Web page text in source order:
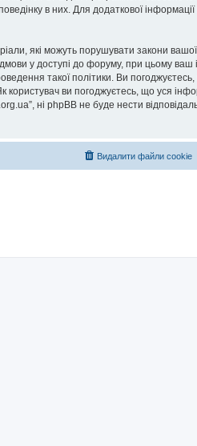
в них. Для додаткової
які можуть порушувати закони вашої
у доступі до форуму, при цьому
такої політики. Ви
користувач ви погоджуєтесь, що уся
ні phpBB не буде нести
Видалити файли cookie